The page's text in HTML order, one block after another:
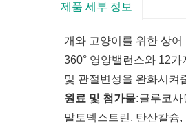
제품 세부 정보
개와 고양이를 위한 상
360° 영양밸런스와 12
및 관절변성을 완화시켜
원료 및 첨가물:글루코
말토덱스트린, 탄산칼슘